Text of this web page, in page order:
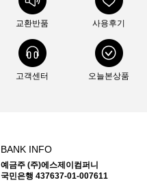
교환반품 사용후기
고객센터 오늘본상품
BANK INFO
예금주 (주)에스제이컴퍼니
국민은행 437637-01-007611